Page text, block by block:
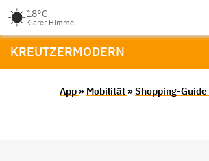
18°C
Klarer Himmel
KREUTZERMODERN
App » Mobilität »Shopping-Guide